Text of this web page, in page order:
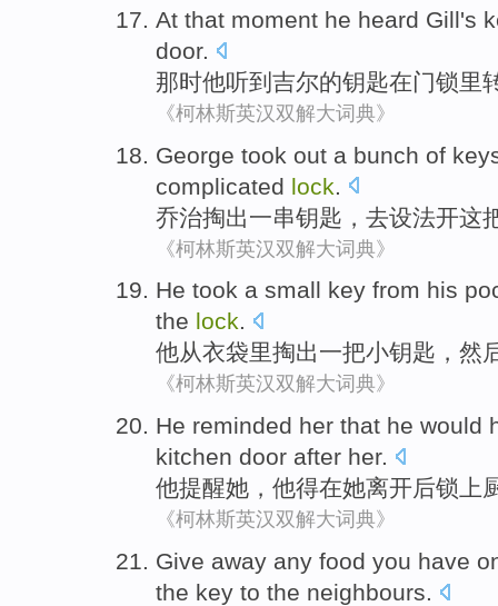
At that moment he heard Gill's
door.
那时他听到 吉尔的钥匙在门锁里
《柯林斯英汉双解大词典》
George took out a bunch of
complicated lock
乔治掏出一串钥匙 ， 去设法开这
《柯林斯英汉双解大词典》
He took a small key from his
the lock.
他从衣袋里掏出一把小钥匙 ， 然
《柯林斯英汉双解大词典》
He reminded her that he would
kitchen door after her.
他提醒她 ，他得在她离开后锁上
《柯林斯英汉双解大词典》
Give away any food you have
the key to the neighbours.